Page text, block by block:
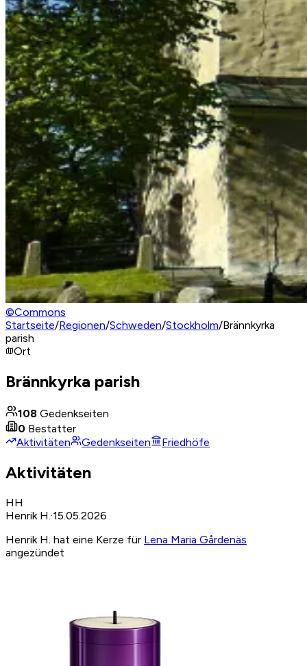
©Commons
Startseite/Regionen/Schweden/Stockholm/Brännkyrka
parish
Ort
Brännkyrka parish
108 Gedenkseiten
0 Bestatter
Aktivitäten
Gedenkseiten Friedhöfe
Aktivitäten
HH
Henrik H. ·15.05.2026
Henrik H. hat eine Kerze für Lena Maria Gårdenäs
angezündet